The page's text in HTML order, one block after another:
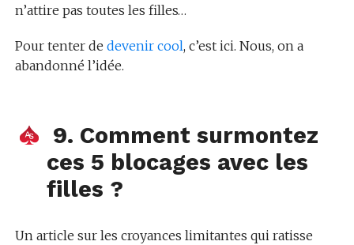
n’attire pas toutes les filles…
Pour tenter de devenir cool, c’est ici. Nous, on a
abandonné l’idée.
9. Comment surmontez
ces 5 blocages avec les
filles ?
Un article sur les croyances limitantes qui ratisse